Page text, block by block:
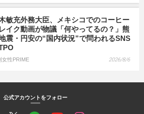
敏充外務大臣、メキシコでのコーヒー
イク動画が物議「何やってるの？」熊
震・円安の“国内状況”で問われるSNS
女性PRIME 2026/8/6
公式アカウントをフォロー